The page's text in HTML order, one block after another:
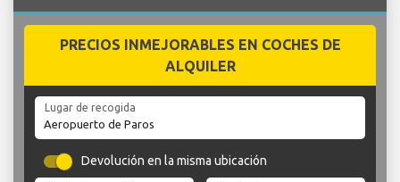
PRECIOS INMEJORABLES EN COCHES DE
ALQUILER
Lugar de recogida
Devolución en la misma ubicación